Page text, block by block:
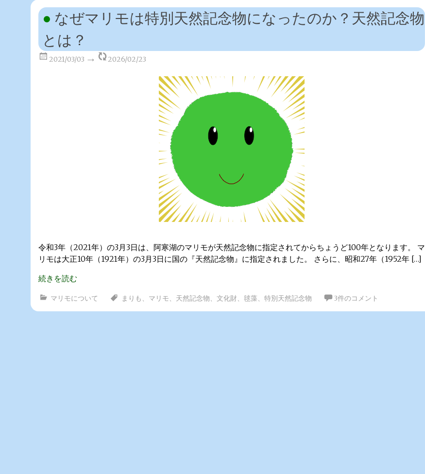
なぜマリモは特別天然記念物になったのか？天然記念物
とは？
2021/03/03 2026/02/23
令和3年（2021年）の3月3日は、阿寒湖のマリモが天然記念物に指定されてからちょうど100年となります。 マ
リモは大正10年（1921年）の3月3日に国の『天然記念物』に指定されました。 さらに、昭和27年（1952年 […]
続きを読む
マリモについて まりも 、 マリモ、 天然記念物、 文化財、 毬藻、 特別天然記念物 3件のコメント